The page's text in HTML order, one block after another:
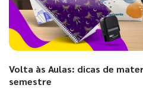
Volta às Aulas: dicas de
semestre